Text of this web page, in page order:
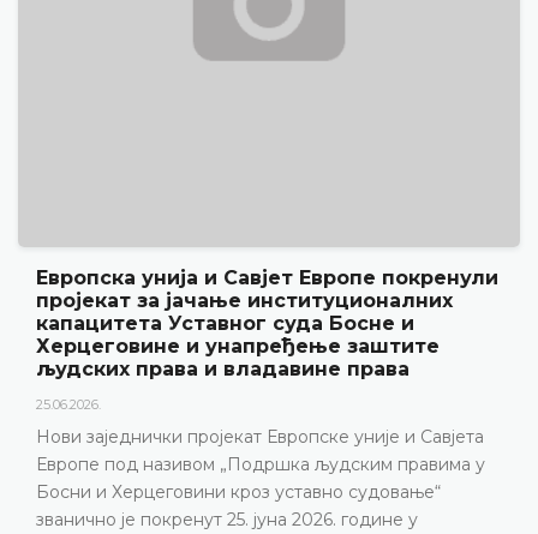
унија и Савјет Европе покренули
за јачање институционалних
Уставног суда Босне и
и унапређење заштите
права и владавине права
заједнички пројекат Европске уније и Савјета
под називом „Подршка људским правима у
и Херцеговини кроз уставно судовање“
је покренут 25. јуна 2026. године у